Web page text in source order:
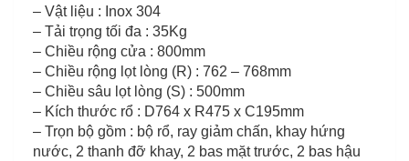
– Vật liệu : Inox 304
– Tải trọng tối đa : 35Kg
– Chiều rộng cửa : 800mm
– Chiều rộng lọt lòng (R) : 762 – 768mm
– Chiều sâu lọt lòng (S) : 500mm
– Kích thước rổ : D764 x R475 x C195mm
– Trọn bộ gồm : bộ rổ, ray giảm chấn, khay hứng
nước, 2 thanh đỡ khay, 2 bas mặt trước, 2 bas hậu